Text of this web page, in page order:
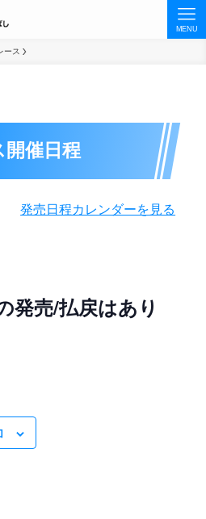
MENU
ース
開催日程
発売日程カレンダーを見る
発売/払戻はあり